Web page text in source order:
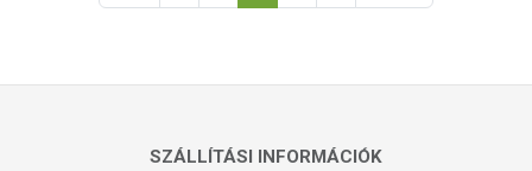
SZÁLLÍTÁSI INFORMÁCIÓK